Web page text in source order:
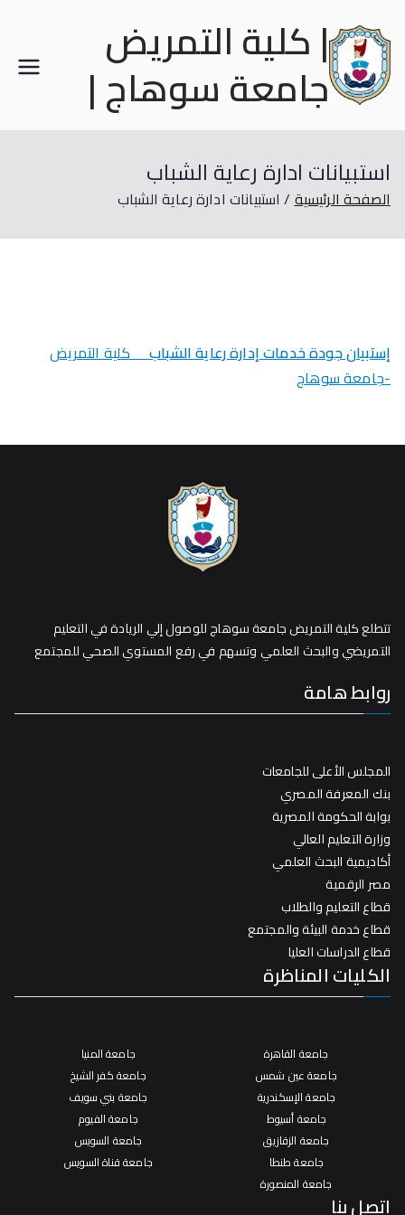
| كلية التمريض
جامعة سوهاج |
استبيانات ادارة رعاية الشباب
الصفحة الرئيسية استبيانات ادارة رعاية الشباب
إستبيان جودة خدمات إدارة رعاية الشبابكلية التمريض
-جامعة سوهاج
تتطلع كلية التمريض جامعة سوهاج للوصول إلي الريادة في التعليم
التمريضي والبحث العلمي وتسهم في رفع المستوي الصحي للمجتمع
روابط هامة
المجلس الأعلى للجامعات
بنك المعرفة المصري
بوابة الحكومة المصرية
وزارة التعليم العالي
أكاديمية البحث العلمي
مصر الرقمية
قطاع التعليم والطلاب
قطاع خدمة البيئة والمجتمع
قطاع الدراسات العليا
الكليات المناظرة
جامعة القاهرة
جامعة عين شمس
جامعة الإسكندرية
جامعة أسيوط
جامعة الزقازيق
جامعة طنطا
جامعة المنصورة
جامعة المنيا
جامعة كفر الشيخ
جامعة بني سويف
جامعة الفيوم
جامعة السويس
جامعة قناة السويس
اتصل بنا